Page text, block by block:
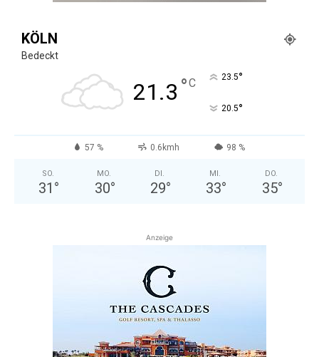
KÖLN
Bedeckt
21.3 °C 23.5°
20.5°
57 % 0.6kmh 98 %
SO.
31 °
MO.
30°
DI.
29°
MI.
33°
DO.
35°
Anzeige